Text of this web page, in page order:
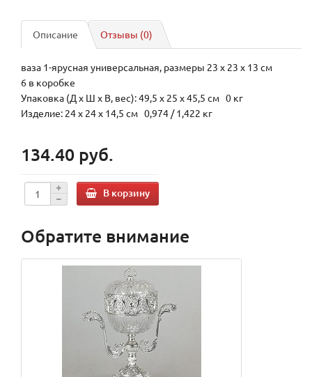
Описание Отзывы (0)
ваза 1-ярусная универсальная, размеры 23 х 23 х 13 см
6 в коробке
Упаковка (Д х Ш х В, вес): 49,5 x 25 x 45,5 см 0 кг
Изделие: 24 x 24 x 14,5 см 0,974 / 1,422 кг
134.40 руб.
В корзину
Обратите внимание